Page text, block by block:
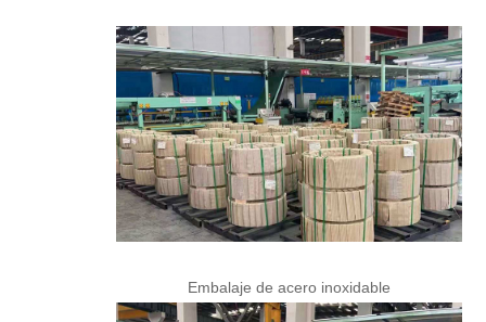
Embalaje de acero inoxidable